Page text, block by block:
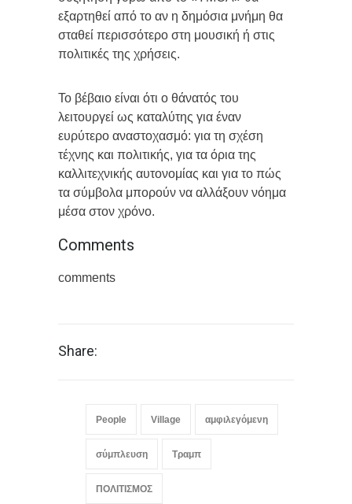
εξαρτηθεί από το αν η δημόσια μνήμη θα
σταθεί περισσότερο στη μουσική ή στις
πολιτικές της χρήσεις.
Το βέβαιο είναι ότι ο θάνατός του
λειτουργεί ως καταλύτης για έναν
ευρύτερο αναστοχασμό: για τη σχέση
τέχνης και πολιτικής, για τα όρια της
καλλιτεχνικής αυτονομίας και για το πώς
τα σύμβολα μπορούν να αλλάξουν νόημα
μέσα στον χρόνο.
Comments
comments
Share:
People Village αμφιλεγόμενη
σύμπλευση Τραμπ
ΠΟΛΙΤΙΣΜΟΣ